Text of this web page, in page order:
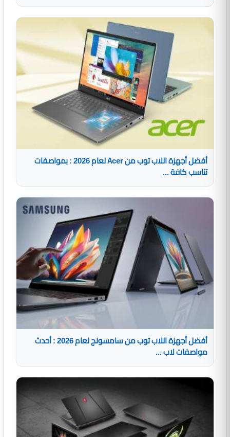
أفضل أجهزة اللاب توب من Acer لعام 2026 : بمواصفات
تناسب كافة ...
أفضل أجهزة اللاب توب من سامسونج لعام 2026 : أحدث
مواصفات لاب ...